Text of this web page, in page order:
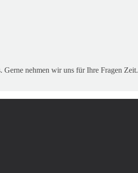
Gerne nehmen wir uns für Ihre Fragen Zeit.